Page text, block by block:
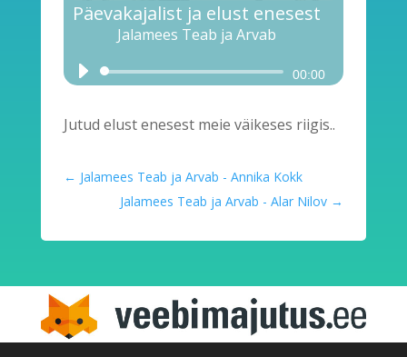
Päevakajalist ja elust enesest
Jalamees Teab ja Arvab
Audio
00:00
Jutud elust enesest meie väikeses riigis..
← Jalamees Teab ja Arvab - Annika Kokk
Jalamees Teab ja Arvab - Alar Nilov →